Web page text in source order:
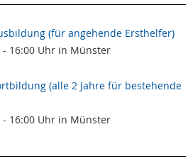
(für angehende Ersthelfer)
- 16:00 Uhr in Münster
(alle 2 Jahre für bestehende
- 16:00 Uhr in Münster